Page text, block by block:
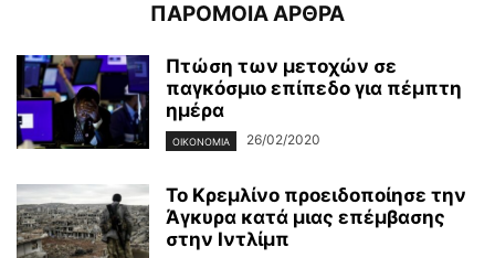
ΠΑΡΟΜΟΙΑ ΑΡΘΡΑ
Πτώση των μετοχών σε
παγκόσμιο επίπεδο για πέμπτη
ημέρα
ΟΙΚΟΝΟΜΊΑ 26/02/2020
Το Κρεμλίνο προειδοποίησε την
Άγκυρα κατά μιας επέμβασης
στην Ιντλίμπ